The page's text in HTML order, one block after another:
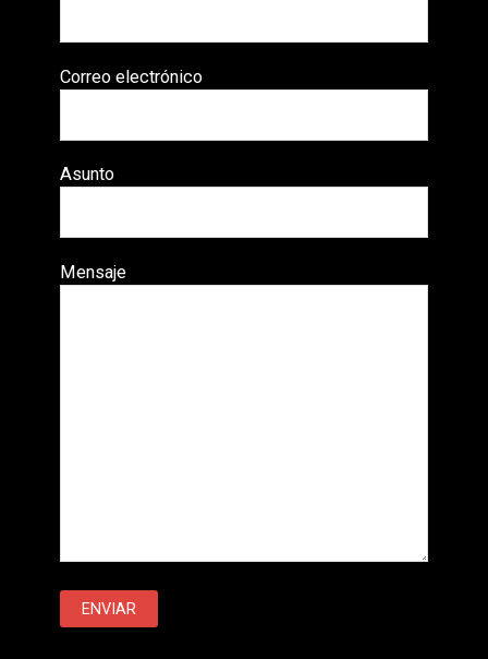
Correo electrónico
Asunto
Mensaje